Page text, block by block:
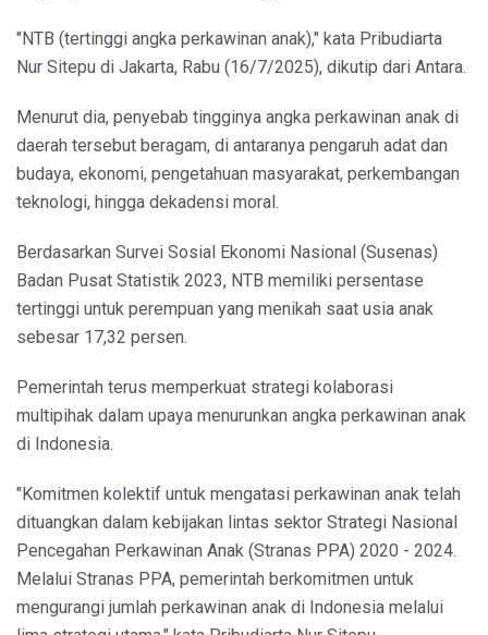
"NTB (tertinggi angka perkawinan anak)," kata Pribudiarta
Nur Sitepu di Jakarta, Rabu (16/7/2025), dikutip dari Antara.
Menurut dia, penyebab tingginya angka perkawinan anak di
daerah tersebut beragam, di antaranya pengaruh adat dan
budaya, ekonomi, pengetahuan masyarakat, perkembangan
teknologi, hingga dekadensi moral.
Berdasarkan Survei Sosial Ekonomi Nasional (Susenas)
Badan Pusat Statistik 2023, NTB memiliki persentase
tertinggi untuk perempuan yang menikah saat usia anak
sebesar 17,32 persen.
Pemerintah terus memperkuat strategi kolaborasi
multipihak dalam upaya menurunkan angka perkawinan anak
di Indonesia.
"Komitmen kolektif untuk mengatasi perkawinan anak telah
dituangkan dalam kebijakan lintas sektor Strategi Nasional
Pencegahan Perkawinan Anak (Stranas PPA) 2020 - 2024.
Melalui Stranas PPA, pemerintah berkomitmen untuk
mengurangi jumlah perkawinan anak di Indonesia melalui